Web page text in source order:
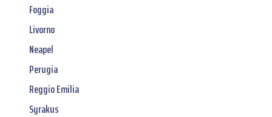
Foggia
Livorno
Neapel
Perugia
Reggio Emilia
Syrakus